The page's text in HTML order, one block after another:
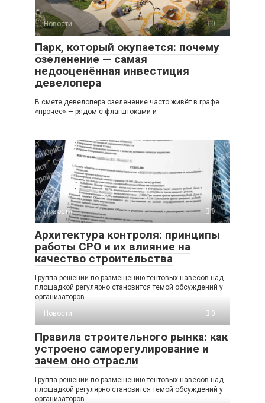
Новости 0
Парк, который окупается: почему
озеленение — самая
недооценённая инвестиция
девелопера
В смете девелопера озеленение часто живёт в графе
«прочее» — рядом с флагштоками и
Новости 0
Архитектура контроля: принципы
работы СРО и их влияние на
качество строительства
Группа решений по размещению тентовых навесов над
площадкой регулярно становится темой обсуждений у
организаторов
Новости
0
Правила строительного рынка: как
устроено саморегулирование и
зачем оно отрасли
Группа решений по размещению тентовых навесов над
площадкой регулярно становится темой обсуждений у
организаторов